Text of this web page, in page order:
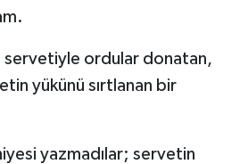
ordular donatan,
yükünü sırtlanan bir
yazmadılar; servetin